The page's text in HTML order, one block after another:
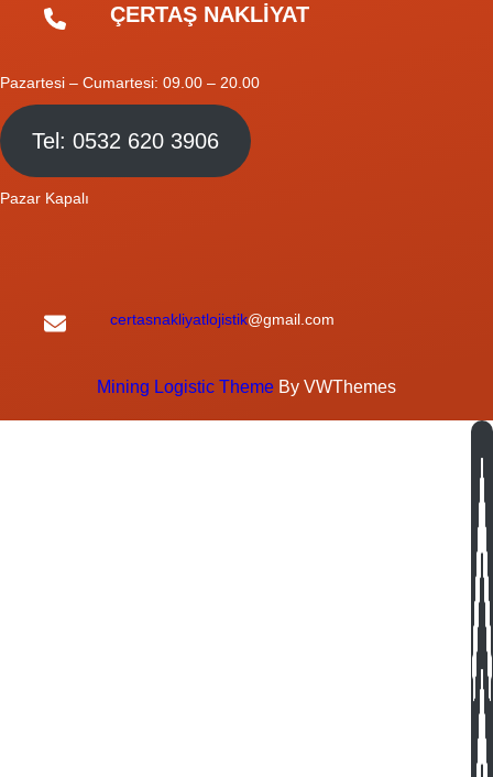
ÇERTAŞ NAKLİYAT
Pazartesi – Cumartesi: 09.00 – 20.00
Tel: 0532 620 3906
Pazar Kapalı
certasnakliyatlojistik@gmail.com
Mining Logistic Theme By VWThemes